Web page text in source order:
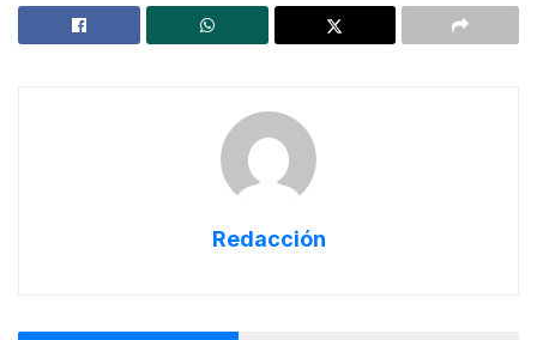
Redacción